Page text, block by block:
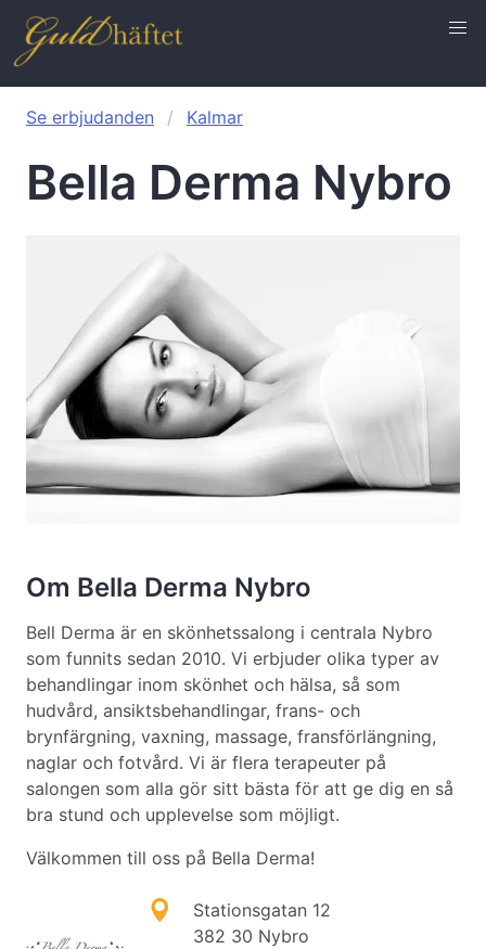
Se erbjudanden Kalmar
Bella Derma Nybro
Om Bella Derma Nybro
Bell Derma är en skönhetssalong i centrala Nybro
som funnits sedan 2010. Vi erbjuder olika typer av
behandlingar inom skönhet och hälsa, så som
hudvård, ansiktsbehandlingar, frans- och
brynfärgning, vaxning, massage, fransförlängning,
naglar och fotvård. Vi är flera terapeuter på
salongen som alla gör sitt bästa för att ge dig en så
bra stund och upplevelse som möjligt.
Välkommen till oss på Bella Derma!
Stationsgatan 12
382 30 Nybro